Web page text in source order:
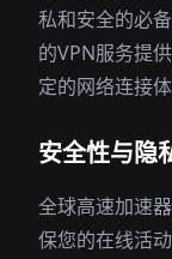
私和安全的必
的VPN服务提
定的网络连接体
安全性与隐
全球高速加速
保您的在线活